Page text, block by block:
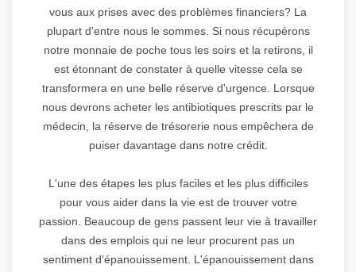
vous aux prises avec des problèmes financiers? La
plupart d'entre nous le sommes. Si nous récupérons
notre monnaie de poche tous les soirs et la retirons, il
est étonnant de constater à quelle vitesse cela se
transformera en une belle réserve d'urgence. Lorsque
nous devrons acheter les antibiotiques prescrits par le
médecin, la réserve de trésorerie nous empêchera de
puiser davantage dans notre crédit.
L'une des étapes les plus faciles et les plus difficiles
pour vous aider dans la vie est de trouver votre
passion. Beaucoup de gens passent leur vie à travailler
dans des emplois qui ne leur procurent pas un
sentiment d'épanouissement. L'épanouissement dans